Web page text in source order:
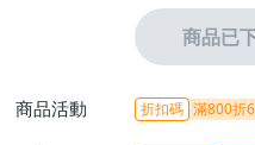
商品已
商品活動 折扣碼 滿800折